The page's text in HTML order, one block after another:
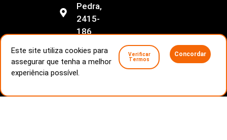
Pedra,
2415-
186
de
Pontes
Este site utiliza cookies para
assegurar que tenha a melhor
experiência possível.
Verificar
Termos
Concordar